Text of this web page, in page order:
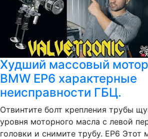
Худший массовый
BMW EP6 характерные
неисправности ГБЦ.
Отвинтите болт крепления трубы
уровня моторного масла с левой
головки и снимите трубу. EP6 Этот